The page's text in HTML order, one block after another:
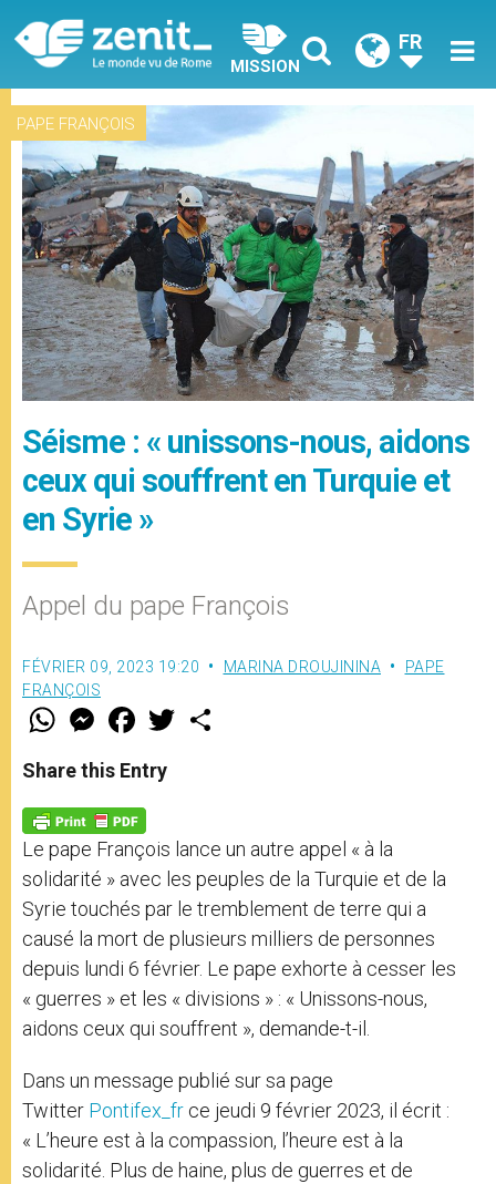
MISSION
FR
PAPE FRANÇOIS
Séisme : « unissons-nous, aidons
ceux qui souffrent en Turquie et
en Syrie »
Appel du pape François
FÉVRIER 09, 2023 19:20 MARINA DROUJININA
PAPE
FRANÇOIS
W
t
s
p
p
M
e
s
e
g
e
r
F
a
e
b
o
k
w
Share this Entry
Le pape François lance un autre appel « à la
solidarité » avec les peuples de la Turquie et de la
Syrie touchés par le tremblement de terre qui a
causé la mort de plusieurs milliers de personnes
depuis lundi 6 février. Le pape exhorte à cesser les
« guerres » et les « divisions » : « Unissons-nous,
aidons ceux qui souffrent », demande-t-il.
Dans un message publié sur sa page
Twitter Pontifex_fr ce jeudi 9 février 2023, il écrit :
« L’heure est à la compassion, l’heure est à la
solidarité. Plus de haine, plus de guerres et de